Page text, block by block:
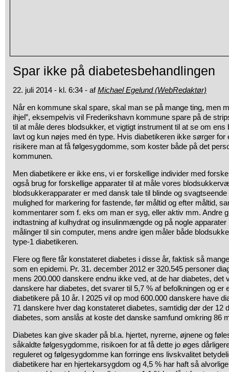
Spar ikke på diabetesbehandlingen
22. juli 2014 - kl. 6:34 - afMichael Egelund (WebRedaktør)
Når en kommune skal spare, skal man se på mange ting, men
ihjel”, eksempelvis vil Frederikshavn kommune spare på de
til at måle deres blodsukker, et vigtigt instrument til at se om
lavt og kun nøjes med én type. Hvis diabetikeren ikke sørger for
risikere man at få følgesygdomme, som koster både på det
kommunen.
Men diabetikere er ikke ens, vi er forskellige individer med
også brug for forskellige apparater til at måle vores
blodsukkerapparater er med dansk tale til blinde og
mulighed for markering for fastende, før måltid og efter måltid,
kommentarer som f. eks om man er syg, eller aktiv mm. Andre
indtastning af kulhydrat og insulinmængde og på nogle
målinger til sin computer, mens andre igen måler både
type-1 diabetikeren.
Flere og flere får konstateret diabetes i disse år, faktisk så
som en epidemi. Pr. 31. december 2012 er 320.545 personer
mens 200.000 danskere endnu ikke ved, at de har diabetes, det
danskere har diabetes, det svarer til 5,7 % af befolkningen og er
diabetikere på 10 år. I 2025 vil op mod 600.000 danskere have
71 danskere hver dag konstateret diabetes, samtidig dør der 12
diabetes, som anslås at koste det danske samfund omkring 86
Diabetes kan give skader på bl.a. hjertet, nyrerne, øjnene og
såkaldte følgesygdomme, risikoen for at få dette jo øges
reguleret og følgesygdomme kan forringe ens livskvalitet
diabetikere har en hjertekarsygdom og 4,5 % har haft så